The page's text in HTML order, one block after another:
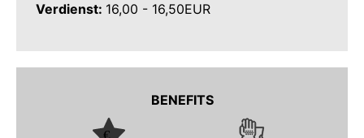
Verdienst: 16,00 - 16,50EUR
BENEFITS